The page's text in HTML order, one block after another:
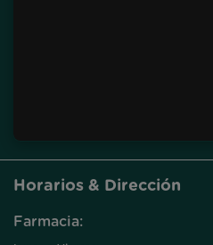
Horarios & Dirección
Farmacia: